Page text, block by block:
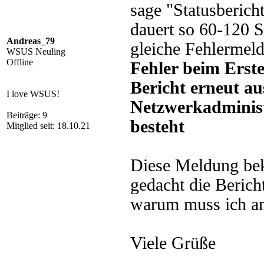
Andreas_79
WSUS Neuling
Offline
I love WSUS!
Beiträge: 9
Mitglied seit: 18.10.21
sage
dauert so 60-120
gleiche
Fehler beim
Bericht erneut
besteht
Diese Meldung
gedacht die
warum muss ich
Viele Grüße